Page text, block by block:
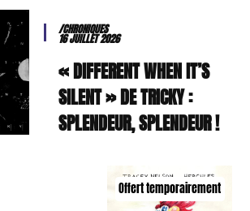
/CHRONIQUES
16 JUILLET 2026
« DIFFERENT WHEN IT’S
SILENT » DE TRICKY :
SPLENDEUR, SPLENDEUR !
Offert temporairement